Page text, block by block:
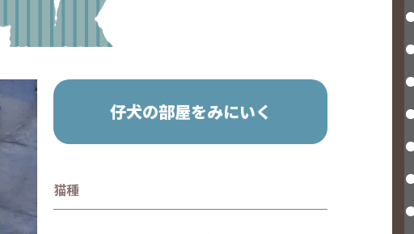
仔犬の部屋をみにいく
猫種